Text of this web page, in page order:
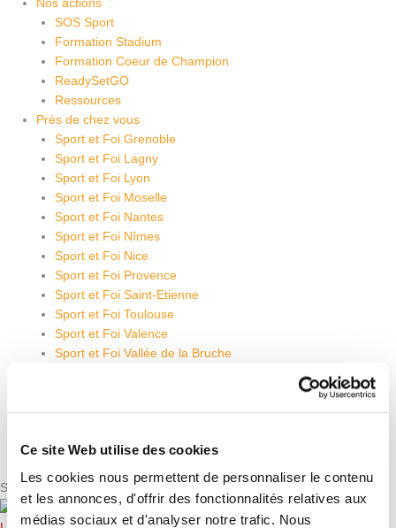
Ce site Web utilise des cookies
Les cookies nous permettent de personnaliser le contenu
et les annonces, d'offrir des fonctionnalités relatives aux
médias sociaux et d'analyser notre trafic. Nous
Nos actions
SOS Sport
Formation Stadium
Formation Coeur de Champion
ReadySetGO
Ressources
Près de chez vous
Sport et Foi Grenoble
Sport et Foi Lagny
Sport et Foi Lyon
Sport et Foi Moselle
Sport et Foi Nantes
Sport et Foi Nîmes
Sport et Foi Nice
Sport et Foi Provence
Sport et Foi Saint-Etienne
Sport et Foi Toulouse
Sport et Foi Valence
Sport et Foi Vallée de la Bruche
Notre équipe
Faire un don
SOS Sport